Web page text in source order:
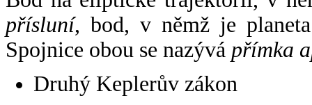
přísluní, bod, v němž je
Spojnice obou se nazývá přímka
Druhý Keplerův zákon